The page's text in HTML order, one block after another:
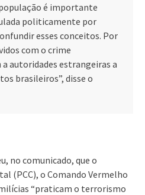
é importante
politicamente por
esses conceitos. Por
com o crime
autoridades estrangeiras a
brasileiros”, disse o
no comunicado, que o
(PCC), o Comando Vermelho
“praticam o terrorismo